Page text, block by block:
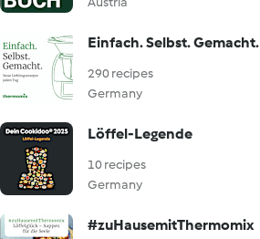
Einfach. Selbst. Gemacht.
290 recipes
Germany
Löffel‑Legende
10 recipes
Germany
#zuHausemitThermomix